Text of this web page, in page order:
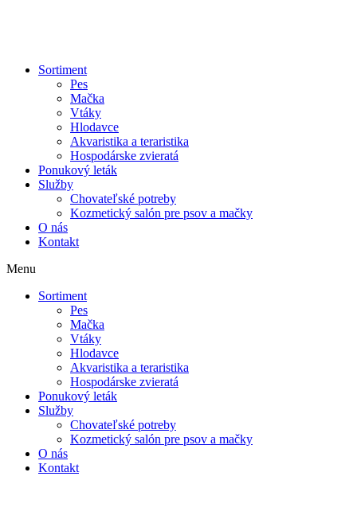
Sortiment
Pes
Mačka
Vtáky
Hlodavce
Akvaristika a teraristika
Hospodárske zvieratá
Ponukový leták
Služby
Chovateľské potreby
Kozmetický salón pre psov a mačky
O nás
Kontakt
Menu
Sortiment
Pes
Mačka
Vtáky
Hlodavce
Akvaristika a teraristika
Hospodárske zvieratá
Ponukový leták
Služby
Chovateľské potreby
Kozmetický salón pre psov a mačky
O nás
Kontakt